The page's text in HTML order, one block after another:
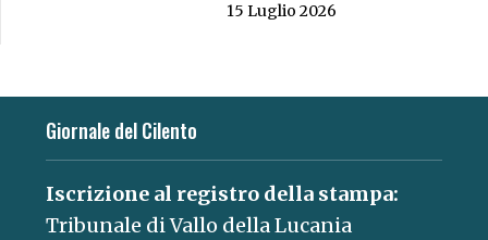
15 Luglio 2026
Giornale del Cilento
Iscrizione al registro della stampa:
Tribunale di Vallo della Lucania